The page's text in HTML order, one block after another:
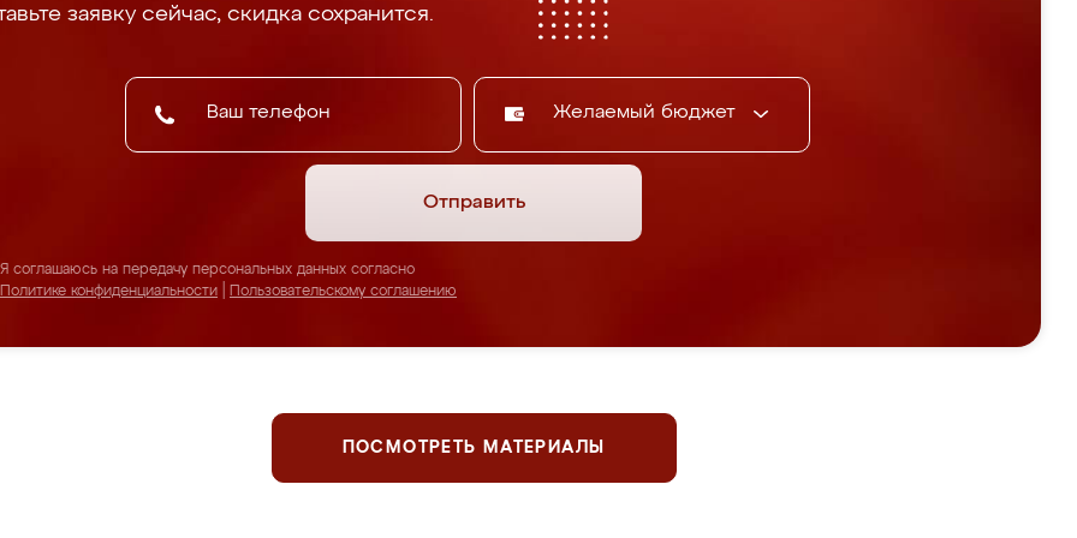
заявку сейчас, скидка сохранится.
Желаемый бюджет
Отправить
Я соглашаюсь на передачу персональных данных согласно
Политике конфиденциальности
Пользовательскому соглашению
ПОСМОТРЕТЬ МАТЕРИАЛЫ